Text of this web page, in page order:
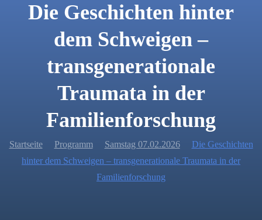
Die Geschichten hinter
dem Schweigen –
transgenerationale
Traumata in der
Familienforschung
Startseite Programm Samstag 07.02.2026
Die Geschichten
hinter dem Schweigen – transgenerationale Traumata in der
Familienforschung